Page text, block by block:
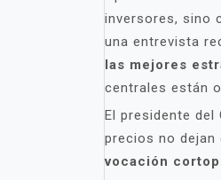
inversores, sino
una entrevista
las mejores
centrales están
El presidente
precios no dejan
vocación